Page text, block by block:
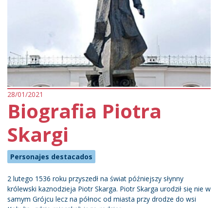
28/01/2021
Biografia Piotra
Skargi
Personajes destacados
2 lutego 1536 roku przyszedł na świat późniejszy słynny
królewski kaznodzieja Piotr Skarga. Piotr Skarga urodził się nie w
samym Grójcu lecz na północ od miasta przy drodze do wsi